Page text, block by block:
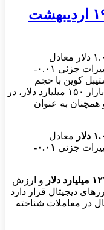
قیمت امروز تتر (USDT) – ۱۹ اردیبهشت
قیمت تتر (USDT) در حال حاضر روی ۱.۰۰۰ دلار معادل
۸۱,۷۷۶ تومان قرار دارد که نشان‌دهنده تغییرات جزئی ۰.۰۱-
استیبل کوین با حجم
معاملات روزانه ۱۲۲ میلیارد دلار و ارزش بازار ۱۵۰ میلیارد دلار، در
همچنان به عنوان
معادل
جزئی
۰.۰۱-
دلار
و ارزش
دیجیتال قرار دارد
در معاملات شناخته